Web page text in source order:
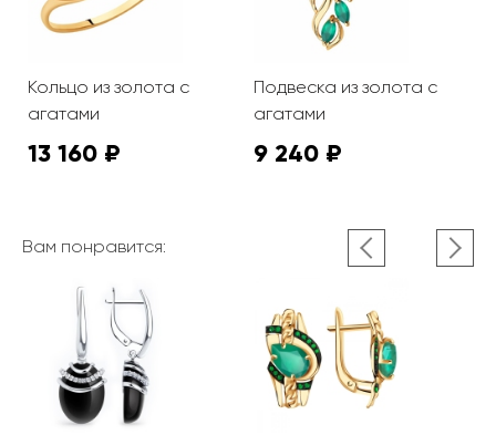
Кольцо из золота с
агатами
13 160 ₽
Подвеска из золота с
агатами
9 240 ₽
Вам понравится: